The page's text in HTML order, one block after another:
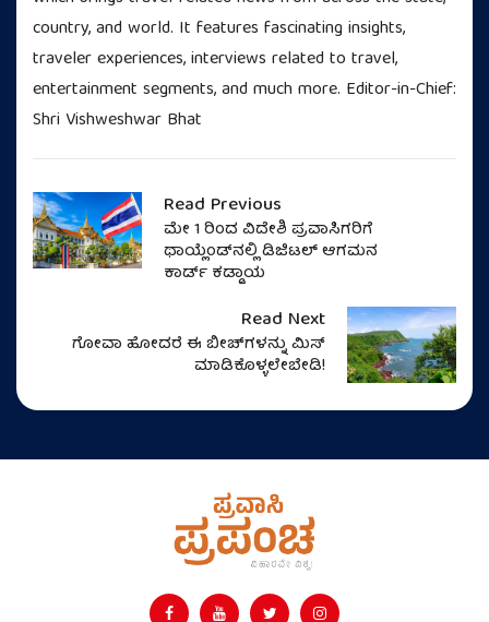
country, and world. It features fascinating insights,
traveler experiences, interviews related to travel,
entertainment segments, and much more. Editor-in-Chief:
Shri Vishweshwar Bhat
Read Previous
ಮೇ 1 ರಿಂದ ವಿದೇಶಿ ಪ್ರವಾಸಿಗರಿಗೆ
ಥಾಯ್ಲೆಂಡ್‌ನಲ್ಲಿ ಡಿಜಿಟಲ್ ಆಗಮನ
ಕಾರ್ಡ್ ಕಡ್ಡಾಯ
Read Next
ಗೋವಾ ಹೋದರೆ ಈ ಬೀಚ್‌ಗಳನ್ನು ಮಿಸ್‌
ಮಾಡಿಕೊಳ್ಳಲೇಬೇಡಿ!